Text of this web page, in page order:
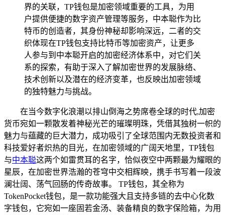
界的关联，TP钱包是加密领域重要的工具，为用
户提供便捷的数字资产管理等服务，中本聪作为比
特币的创造者，其身份神秘却影响深远，二者的交
织体现在TP钱包支持比特币等加密资产，让更多
人参与到中本聪开启的加密经济体系中，对它们关
系的探索，有助于深入了解加密世界的发展脉络、
技术创新以及潜在的经济变革，也反映出加密领域
的独特魅力与挑战。
在当今数字化浪潮以排山倒海之势席卷全球的时代,加密
货币宛如一颗散发着神秘光芒的璀璨明珠，凭借其独树一帜的
魅力与蕴藏的巨大潜力，成功吸引了全球范围内无数投资者和
科技爱好者炽热的目光，在加密领域的广阔天地里，TP钱包
与中本聪这两个如雷贯耳的名字，恰似夜空中两颗最为耀眼的
星辰，在加密世界浩瀚的苍穹中交相辉映，携手书写着一段波
澜壮阔、荡气回肠的传奇故事。 TP钱包，其全称为
TokenPocket钱包，是一款功能强大且支持多链的去中心化数
字钱包，它宛如一座固若金汤、装备精良的数字保险箱，为用